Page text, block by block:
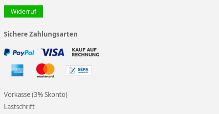
Widerruf
Sichere Zahlungsarten
Vorkasse (3% Skonto)
Lastschrift